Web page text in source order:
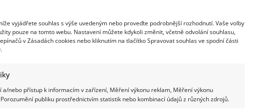
vyjádřete souhlas s výše uvedeným nebo proveďte podrobnější rozhodnutí. Vaše volby
pouze na tomto webu. Nastavení můžete kdykoli změnit, včetně odvolání souhlasu,
v Zásadách cookies nebo kliknutím na tlačítko Spravovat souhlas ve spodní části
a/nebo přístup k informacím v zařízení, Měření výkonu reklam, Měření výkonu
publiku prostřednictvím statistik nebo kombinací údajů z různých zdrojů.